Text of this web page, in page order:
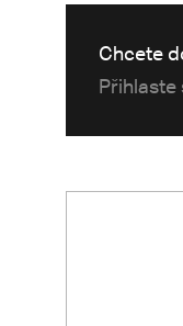
Chcete
Přihlaste